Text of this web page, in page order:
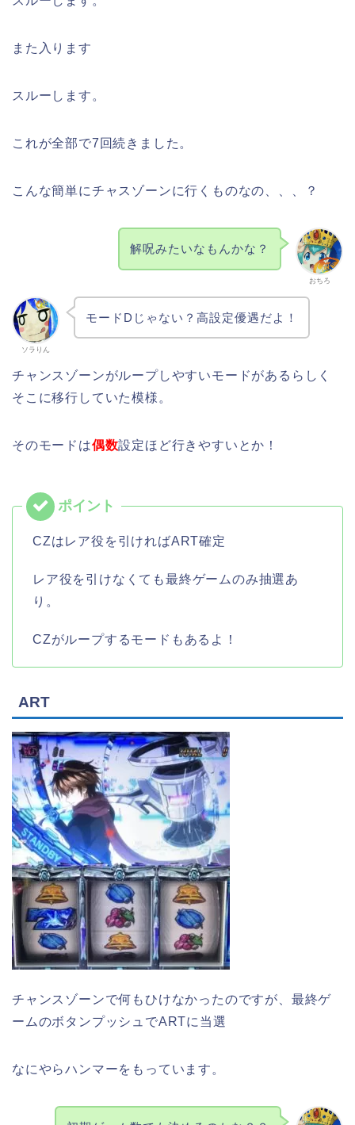
また入ります
スルーします。
これが全部で7回続きました。
こんな簡単にチャスゾーンに行くものなの、、、？
おちろ
解呪みたいなもんかな？
ソラりん
モードDじゃない？高設定優遇だよ！
チャンスゾーンがループしやすいモードがあるらしく
そこに移行していた模様。
そのモードは偶数設定ほど行きやすいとか！
CZはレア役を引ければART確定
レア役を引けなくても最終ゲームのみ抽選あ
り。
CZがループするモードもあるよ！
ART
チャンスゾーンで何もひけなかったのですが、最終ゲ
ームのボタンプッシュでARTに当選
なにやらハンマーをもっています。